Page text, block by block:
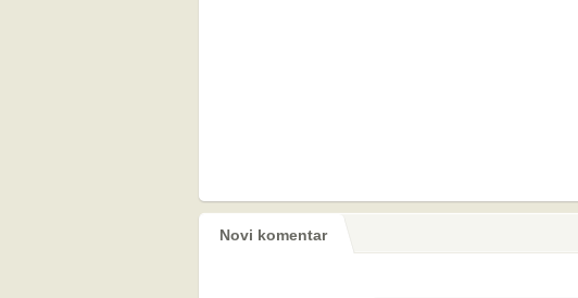
Novi komentar